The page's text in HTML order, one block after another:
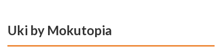
Uki by Mokutopia